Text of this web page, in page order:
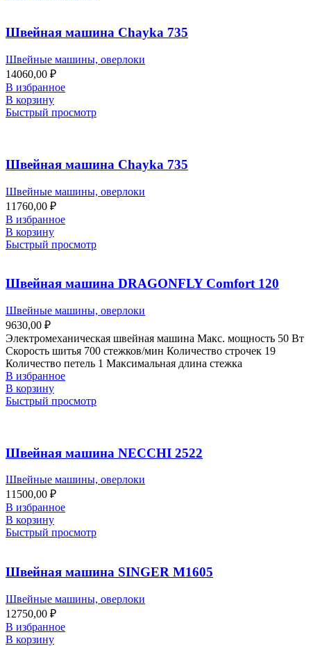
Швейная машина Chayka 735
Швейные машины, оверлоки
14060,00 ₽
В избранное
В корзину
Быстрый просмотр
Швейная машина Chayka 735
Швейные машины, оверлоки
11760,00 ₽
В избранное
В корзину
Быстрый просмотр
Швейная машина DRAGONFLY Comfort 120
Швейные машины, оверлоки
9630,00 ₽
Электромеханическая швейная машина Макс. мощность 50 Вт
Скорость шитья 700 стежков/мин Количество строчек 19
Количество петель 1 Максимальная длина стежка
В избранное
В корзину
Быстрый просмотр
Швейная машина NECCHI 2522
Швейные машины, оверлоки
11500,00 ₽
В избранное
В корзину
Быстрый просмотр
Швейная машина SINGER М1605
Швейные машины, оверлоки
12750,00 ₽
В избранное
В корзину